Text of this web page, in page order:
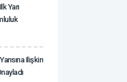
Yarı
Ilişkin